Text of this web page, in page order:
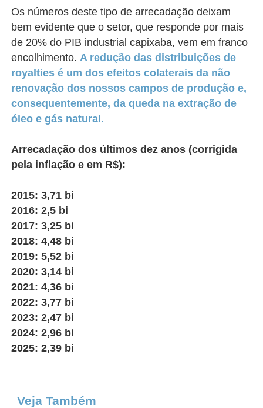
Os números deste tipo de arrecadação deixam
bem evidente que o setor, que responde por mais
de 20% do PIB industrial capixaba, vem em franco
encolhimento.A redução das distribuições de
royalties é um dos efeitos colaterais da não
renovação dos nossos campos de produção e,
consequentemente, da queda na extração de
óleo e gás natural.
Arrecadação dos últimos dez anos (corrigida
pela inflação e em R$):
2015: 3,71 bi
2016: 2,5 bi
2017: 3,25 bi
2018: 4,48 bi
2019: 5,52 bi
2020: 3,14 bi
2021: 4,36 bi
2022: 3,77 bi
2023: 2,47 bi
2024: 2,96 bi
2025: 2,39 bi
Veja Também